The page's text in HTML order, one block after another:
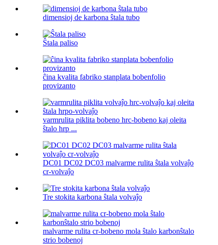
dimensioj de karbona ŝtala tubo
Ŝtala paliso
ĉina kvalita fabriko stanplata bobenfolio
provizanto
varmrulita piklita bobeno hrc-bobeno kaj oleita
ŝtalo hrp ...
DC01 DC02 DC03 malvarme rulita ŝtala volvaĵo
cr-volvaĵo
Tre stokita karbona ŝtala volvaĵo
malvarme rulita cr-bobeno mola ŝtalo karbonŝtalo
strio bobenoj